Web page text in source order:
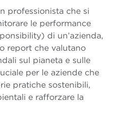
professionista che si
le performance
di un’azienda,
report che valutano
sul pianeta e sulle
per le aziende che
pratiche sostenibili,
e rafforzare la